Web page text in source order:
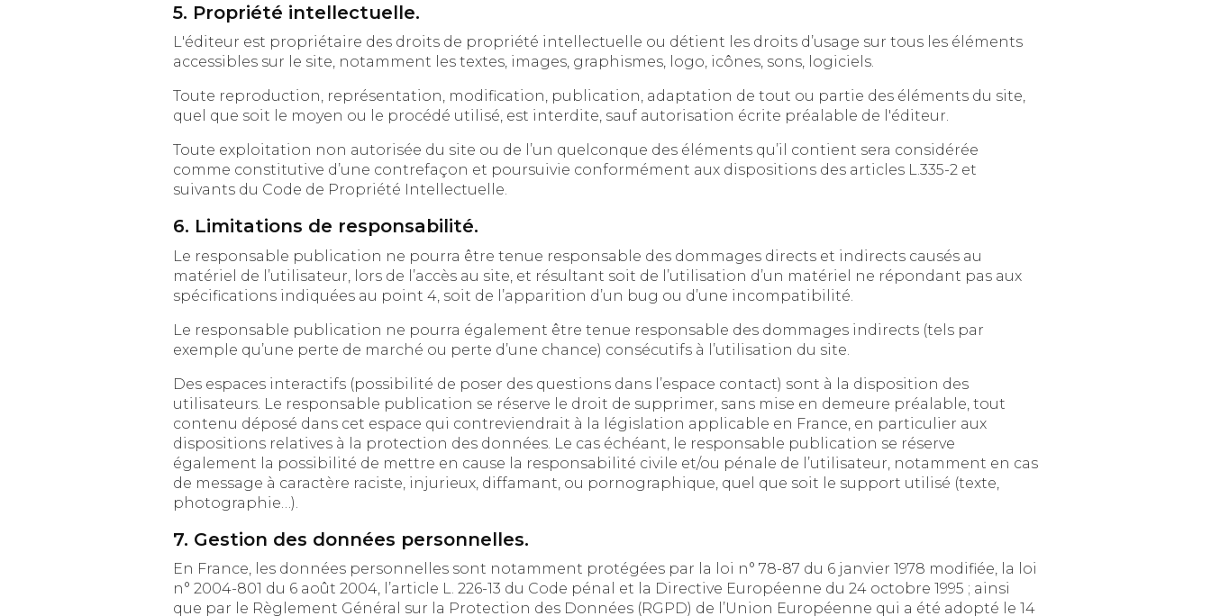
5. Propriété intellectuelle.
L'éditeur est propriétaire des droits de propriété intellectuelle ou détient les droits d’usage sur tous les éléments
accessibles sur le site, notamment les textes, images, graphismes, logo, icônes, sons, logiciels.
Toute reproduction, représentation, modification, publication, adaptation de tout ou partie des éléments du site,
quel que soit le moyen ou le procédé utilisé, est interdite, sauf autorisation écrite préalable de l'éditeur.
Toute exploitation non autorisée du site ou de l’un quelconque des éléments qu’il contient sera considérée
comme constitutive d’une contrefaçon et poursuivie conformément aux dispositions des articles L.335-2 et
suivants du Code de Propriété Intellectuelle.
6. Limitations de responsabilité.
Le responsable publication ne pourra être tenue responsable des dommages directs et indirects causés au
matériel de l’utilisateur, lors de l’accès au site, et résultant soit de l’utilisation d’un matériel ne répondant pas aux
spécifications indiquées au point 4, soit de l’apparition d’un bug ou d’une incompatibilité.
Le responsable publication ne pourra également être tenue responsable des dommages indirects (tels par
exemple qu’une perte de marché ou perte d’une chance) consécutifs à l’utilisation du site.
Des espaces interactifs (possibilité de poser des questions dans l’espace contact) sont à la disposition des
utilisateurs. Le responsable publication se réserve le droit de supprimer, sans mise en demeure préalable, tout
contenu déposé dans cet espace qui contreviendrait à la législation applicable en France, en particulier aux
dispositions relatives à la protection des données. Le cas échéant, le responsable publication se réserve
également la possibilité de mettre en cause la responsabilité civile et/ou pénale de l’utilisateur, notamment en cas
de message à caractère raciste, injurieux, diffamant, ou pornographique, quel que soit le support utilisé (texte,
photographie…).
7. Gestion des données personnelles.
En France, les données personnelles sont notamment protégées par la loi n° 78-87 du 6 janvier 1978 modifiée, la loi
n° 2004-801 du 6 août 2004, l’article L. 226-13 du Code pénal et la Directive Européenne du 24 octobre 1995 ; ainsi
que par le Règlement Général sur la Protection des Données (RGPD) de l’Union Européenne qui a été adopté le 14